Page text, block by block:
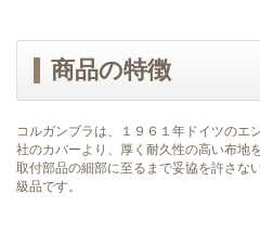
商品の特徴
コルガンブラは、１９６１年ドイツのエ
社のカバーより、厚く耐久性の高い布地
取付部品の細部に至るまで妥協を許さな
級品です。